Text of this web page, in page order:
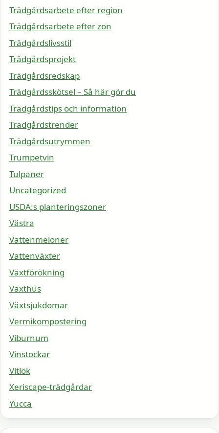
Trädgårdsarbete efter region
Trädgårdsarbete efter zon
Trädgårdslivsstil
Trädgårdsprojekt
Trädgårdsredskap
Trädgårdsskötsel – Så här gör du
Trädgårdstips och information
Trädgårdstrender
Trädgårdsutrymmen
Trumpetvin
Tulpaner
Uncategorized
USDA:s planteringszoner
Västra
Vattenmeloner
Vattenväxter
Växtförökning
Växthus
Växtsjukdomar
Vermikompostering
Viburnum
Vinstockar
Vitlök
Xeriscape-trädgårdar
Yucca